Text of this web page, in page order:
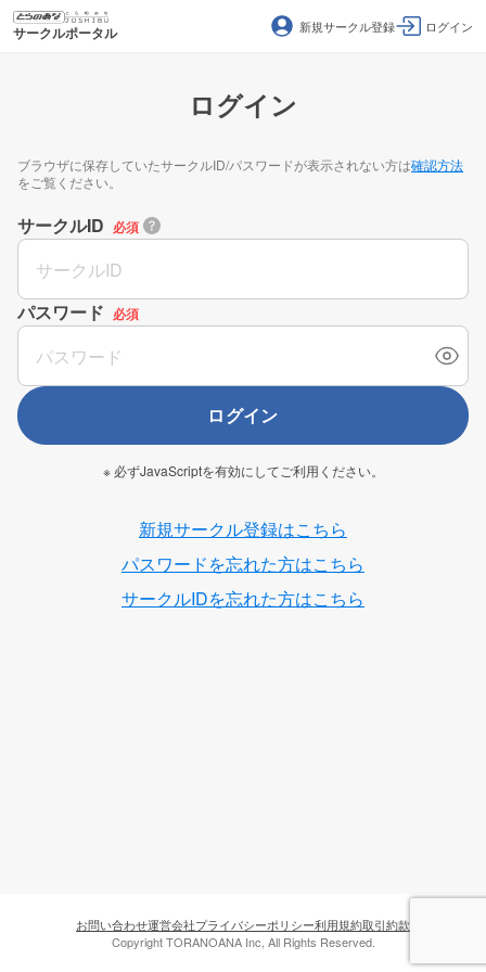
サークルポータル 新規サークル登録 ログイン
ログイン
ブラウザに保存していたサークルID/パスワードが表示されない方は確認方法
をご覧ください。
サークルID 必須
パスワード 必須
ログイン
※ 必ずJavaScriptを有効にしてご利用ください。
新規サークル登録はこちら
パスワードを忘れた方はこちら
サークルIDを忘れた方はこちら
お問い合わせ運営会社プライバシーポリシー利用規約取引約款
Copyright TORANOANA Inc, All Rights Reserved.